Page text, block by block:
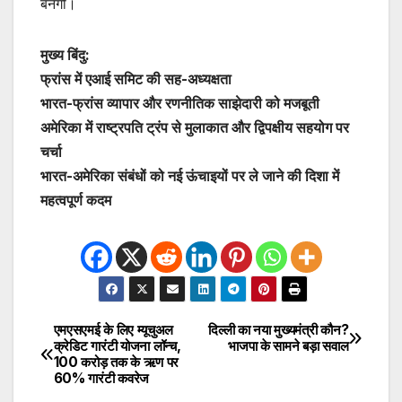
मुख्य बिंदु:
फ्रांस में एआई समिट की सह-अध्यक्षता
भारत-फ्रांस व्यापार और रणनीतिक साझेदारी को मजबूती
अमेरिका में राष्ट्रपति ट्रंप से मुलाकात और द्विपक्षीय सहयोग पर
चर्चा
भारत-अमेरिका संबंधों को नई ऊंचाइयों पर ले जाने की दिशा में
महत्वपूर्ण कदम
Post
navigation
दिल्ली का नया मुख्यमंत्री कौन?
भाजपा के सामने बड़ा सवाल
एमएसएमई के लिए म्यूचुअल
क्रेडिट गारंटी योजना लॉन्च,
100 करोड़ तक के ऋण पर
60% गारंटी कवरेज